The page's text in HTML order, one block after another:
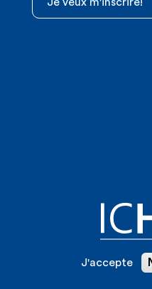
Je veux m'inscrire!
J'accepte